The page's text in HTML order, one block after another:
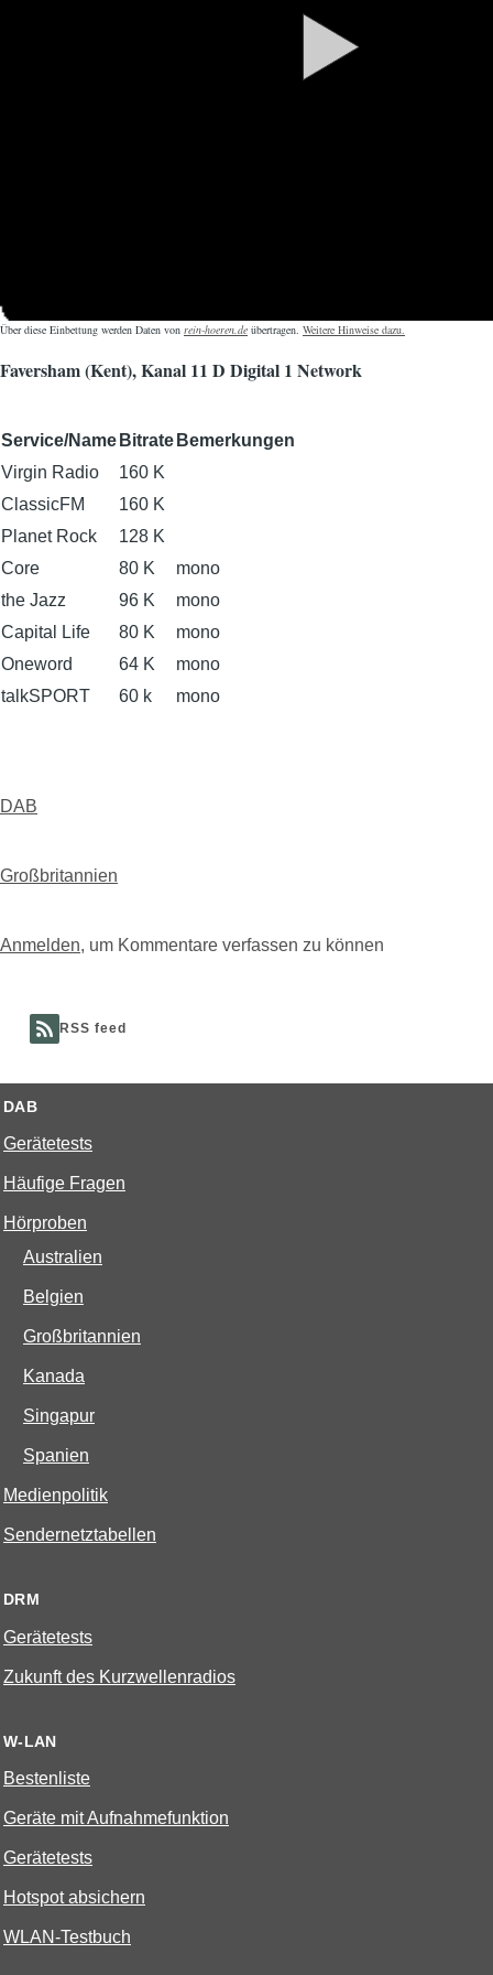
Über diese Einbettung werden Daten von rein-hoeren.de übertragen. Weitere Hinweise dazu.
Faversham (Kent), Kanal 11 D Digital 1 Network
Service/Name Bitrate Bemerkungen
Virgin Radio
160 K
ClassicFM
160 K
Planet Rock
128 K
Core
80 K
mono
the Jazz
96 K
mono
Capital Life
80 K
mono
Oneword
64 K
mono
talkSPORT
60 k mono
DAB
Großbritannien
Anmelden, um Kommentare verfassen zu können
RSS feed
DAB
Gerätetests
Häufige Fragen
Hörproben
Australien
Belgien
Großbritannien
Kanada
Singapur
Spanien
Medienpolitik
Sendernetztabellen
DRM
Gerätetests
Zukunft des Kurzwellenradios
W-LAN
Bestenliste
Geräte mit Aufnahmefunktion
Gerätetests
Hotspot absichern
WLAN-Testbuch